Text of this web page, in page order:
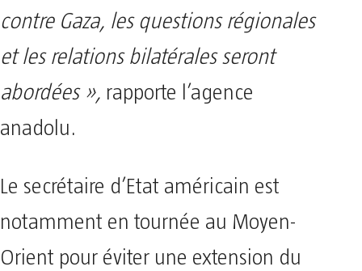
contre Gaza, les questions régionales
et les relations bilatérales seront
abordées », rapporte l’agence
anadolu.
Le secrétaire d’Etat américain est
notamment en tournée au Moyen-
Orient pour éviter une extension du